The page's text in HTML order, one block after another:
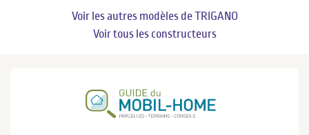
Voir les autres modèles de TRIGANO
Voir tous les constructeurs